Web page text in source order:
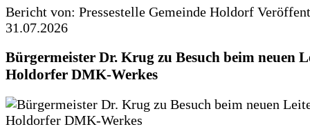
Bericht von: Pressestelle Gemeinde Holdorf
31.07.2026
Bürgermeister Dr. Krug zu Besuch beim neuen
Holdorfer DMK-Werkes